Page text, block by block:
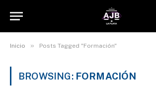
Inicio » Posts Tagged "Formación"
BROWSING: FORMACIÓN